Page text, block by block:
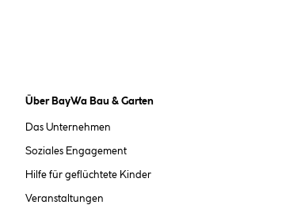
Über BayWa Bau & Garten
Das Unternehmen
Soziales Engagement
Hilfe für geflüchtete Kinder
Veranstaltungen